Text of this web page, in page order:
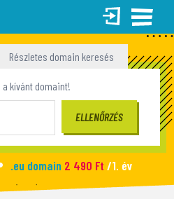
Részletes domain keresés
kívánt domaint!
.eu domain 2 490 Ft /1. év
.fun domain1 090 Ft/1. év